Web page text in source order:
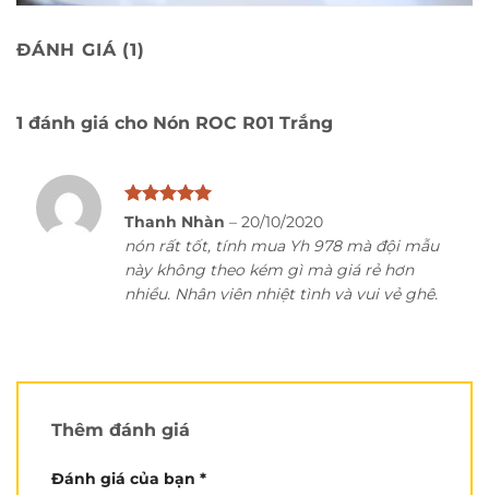
Mục lục bài viết
Chọn chọn size nón đúng cách:
Review chi tiết sản phẩm:
Hiện nón ROC R01 trắng đã có mặt tại chuỗi cửa
hàng Nón Trùm:
ĐÁNH GIÁ (1)
1 đánh giá cho Nón ROC R01 Trắng
Được xếp
hạng
55
sao
Thanh Nhàn– 20/10/2020
nón rất tốt, tính mua Yh 978 mà đội mẫu
này không theo kém gì mà giá rẻ hơn
nhiều. Nhân viên nhiệt tình và vui vẻ ghê.
Thêm đánh giá
Đánh giá của bạn *